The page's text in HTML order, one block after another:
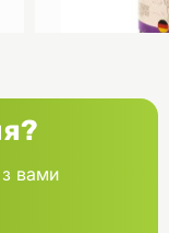
Baskerville
вами